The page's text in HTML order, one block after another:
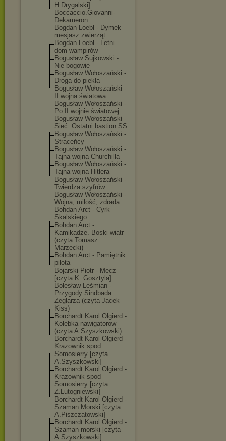
H.Drygalski]
Boccaccio.Giovanni-
Dekameron
Bogdan Loebl - Dymek
mesjasz zwierząt
Bogdan Loebl - Letni
dom wampirów
Bogusław Sujkowski -
Nie bogowie
Bogusław Wołoszański -
Droga do piekła
Bogusław Wołoszański -
II wojna światowa
Bogusław Wołoszański -
Po II wojnie światowej
Bogusław Wołoszański -
Sieć. Ostatni bastion SS
Bogusław Wołoszański -
Straceńcy
Bogusław Wołoszański -
Tajna wojna Churchilla
Bogusław Wołoszański -
Tajna wojna Hitlera
Bogusław Wołoszański -
Twierdza szyfrów
Bogusław Wołoszański -
Wojna, miłość, zdrada
Bohdan Arct - Cyrk
Skalskiego
Bohdan Arct -
Kamikadze. Boski wiatr
(czyta Tomasz
Marzecki)
Bohdan Arct - Pamiętnik
pilota
Bojarski Piotr - Mecz
[czyta K. Gosztyla]
Bolesław Leśmian -
Przygody Sindbada
Żeglarza (czyta Jacek
Kiss)
Borchardt Karol Olgierd -
Kolebka nawigatorow
(czyta A.Szyszkowski)
Borchardt Karol Olgierd -
Krazownik spod
Somosierry [czyta
A.Szyszkowski]
Borchardt Karol Olgierd -
Krazownik spod
Somosierry [czyta
Z.Lutogniewski]
Borchardt Karol Olgierd -
Szaman Morski [czyta
A.Piszczatowski]
Borchardt Karol Olgierd -
Szaman morski [czyta
A.Szyszkowski]